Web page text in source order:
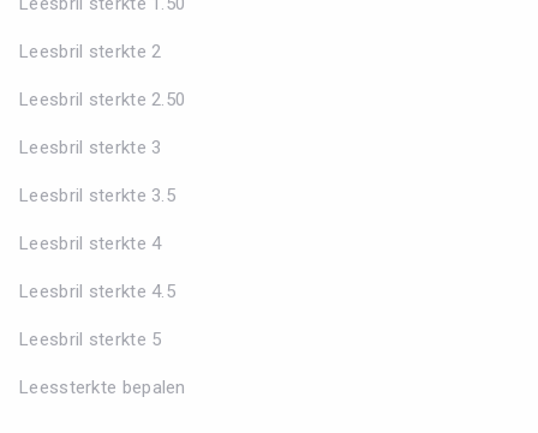
Leesbril sterkte 2
Leesbril sterkte 2.50
Leesbril sterkte 3
Leesbril sterkte 3.5
Leesbril sterkte 4
Leesbril sterkte 4.5
Leesbril sterkte 5
Leessterkte bepalen